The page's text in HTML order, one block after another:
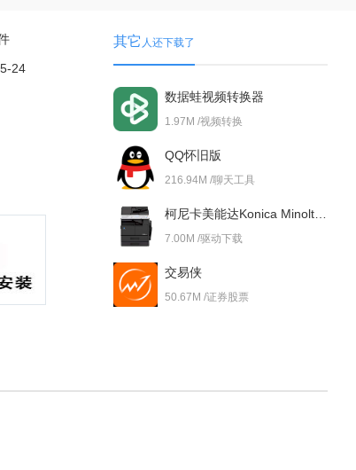
24
其它 人还下载了
数据蛙视频转换器
1.97M /视频转换
QQ怀旧版
216.94M /聊天工具
7.00M /驱动下载
交易侠
50.67M /证券股票